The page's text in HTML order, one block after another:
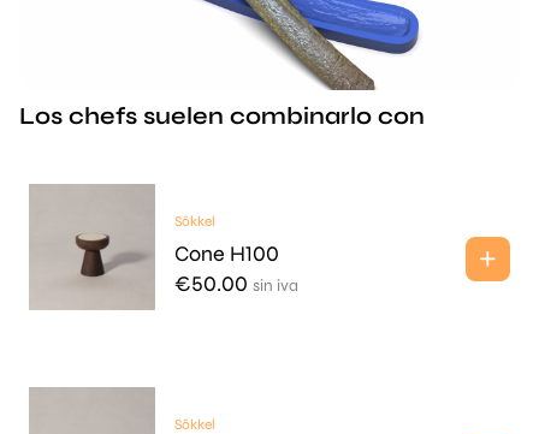
Los chefs suelen combinarlo con
Sōkkel
Cone H100
€50.00 sin iva
Sōkkel